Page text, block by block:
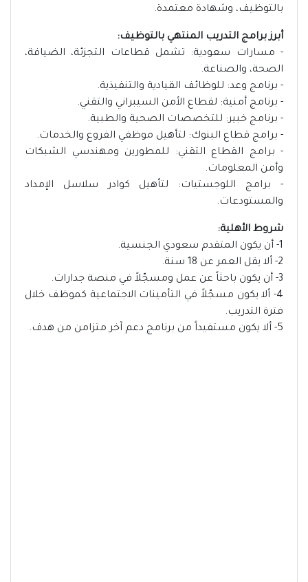
بالتوظيف، وشهادة معتمدة.
أبرز برامج التدريب المنتهي بالتوظيف:
- مسارات سعودية: تشمل قطاعات التجزئة، الضيافة،
الصحة، والصناعة.
- برنامج وعد: للوظائف القيادية والتنفيذية.
- برنامج أمنية: لقطاع الأمن السيبراني والتقني.
- برنامج خبير: للتخصصات الصحية والطبية.
- برامج قطاع البنوك: لتأهيل موظفي الفروع والخدمات.
- برامج القطاع التقني: للمطورين ومهندسي الشبكات
وأمن المعلومات.
- برامج اللوجستيات: لتأهيل كوادر سلاسل الإمداد
والمستودعات.
شروط الأهلية:
1- أن يكون المتقدم سعودي الجنسية.
2- ألا يقل العمر عن 18 سنة.
3- أن يكون باحثاً عن عمل ومسجّلاً في منصة جدارات.
4- ألا يكون مسجّلاً في التأمينات الاجتماعية كموظف خلال
فترة التدريب.
5- ألا يكون مستفيداً من برنامج دعم آخر متزامن من هدف.